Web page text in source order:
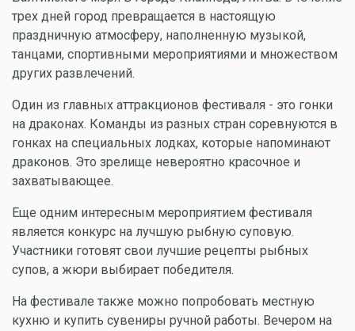
трех дней город превращается в настоящую
праздничную атмосферу, наполненную музыкой,
танцами, спортивными мероприятиями и множеством
других развлечений.
Один из главных аттракционов фестиваля - это гонки
на драконах. Команды из разных стран соревнуются в
гонках на специальных лодках, которые напоминают
драконов. Это зрелище невероятно красочное и
захватывающее.
Еще одним интересным мероприятием фестиваля
является конкурс на лучшую рыбную суповую.
Участники готовят свои лучшие рецепты рыбных
супов, а жюри выбирает победителя.
На фестивале также можно попробовать местную
кухню и купить сувениры ручной работы. Вечером на